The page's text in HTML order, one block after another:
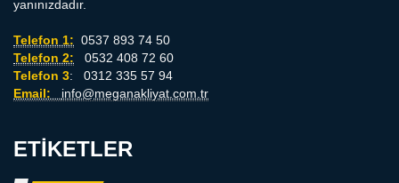
yanınızdadır.
Telefon 1: 0537 893 74 50
Telefon 2: 0532 408 72 60
Telefon 3: 0312 335 57 94
Email: info@meganakliyat.com.tr
ETIKETLER